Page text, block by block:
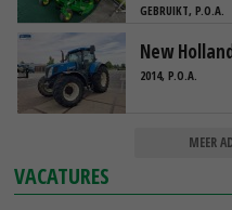
GEBRUIKT, P.O.A.
New
2014, P.O.A.
MEER
VACATURES